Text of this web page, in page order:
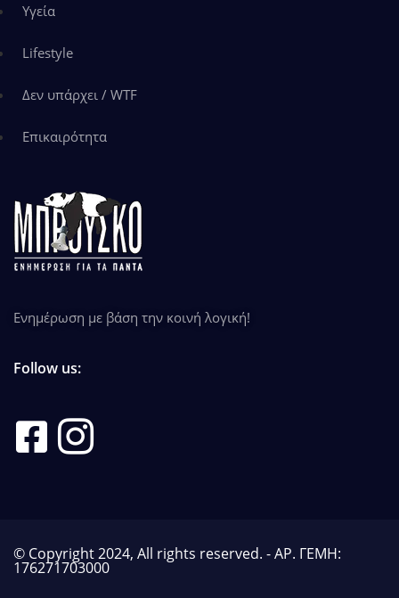
Υγεία
Lifestyle
Δεν υπάρχει / WTF
Επικαιρότητα
Ενημέρωση με βάση την κοινή λογική!
Follow us:
© Copyright 2024, All rights reserved. - ΑΡ. ΓΕΜΗ:
176271703000